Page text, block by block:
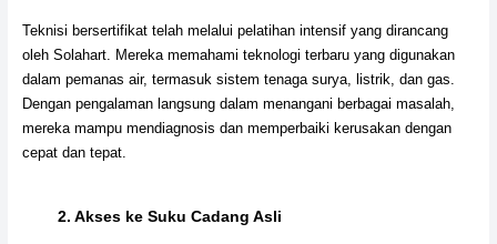
Teknisi bersertifikat telah melalui pelatihan intensif yang dirancang
oleh Solahart. Mereka memahami teknologi terbaru yang digunakan
dalam pemanas air, termasuk sistem tenaga surya, listrik, dan gas.
Dengan pengalaman langsung dalam menangani berbagai masalah,
mereka mampu mendiagnosis dan memperbaiki kerusakan dengan
cepat dan tepat.
2.Akses ke Suku Cadang Asli